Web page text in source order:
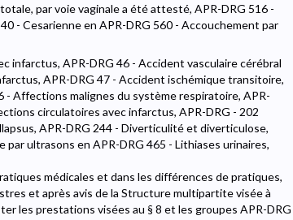
par voie vaginale a été attesté, APR-DRG 516 -
- Cesarienne en APR-DRG 560 - Accouchement par
infarctus, APR-DRG 46 - Accident vasculaire cérébral
APR-DRG 47 - Accident ischémique transitoire,
- Affections malignes du système respiratoire, APR-
circulatoires avec infarctus, APR-DRG - 202
APR-DRG 244 - Diverticulité et diverticulose,
ultrasons en APR-DRG 465 - Lithiases urinaires,
médicales et dans les différences de pratiques,
et après avis de la Structure multipartite visée à
les prestations visées au § 8 et les groupes APR-DRG